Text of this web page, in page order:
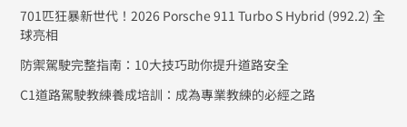
701匹狂暴新世代！2026 Porsche 911 Turbo S Hybrid (992.2) 全
球亮相
防禦駕駛完整指南：10大技巧助你提升道路安全
C1道路駕駛教練養成培訓：成為專業教練的必經之路